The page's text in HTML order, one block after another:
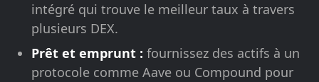
intégré qui trouve le meilleur taux à travers
plusieurs DEX.
Prêt et emprunt : fournissez des actifs à un
protocole comme Aave ou Compound pour